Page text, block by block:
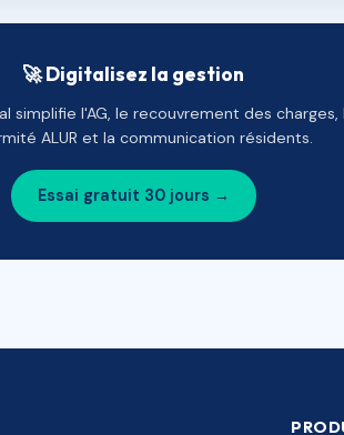
🚀 Digitalisez la gestion
simplifie l'AG, le recouvrement des charges,
ALUR et la communication résidents.
Essai gratuit 30 jours →